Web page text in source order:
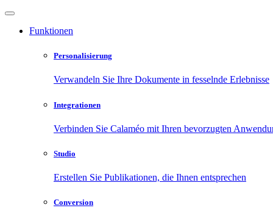
Funktionen
Personalisierung
Verwandeln Sie Ihre Dokumente in fesselnde Erlebnisse
Integrationen
Verbinden Sie Calaméo mit Ihren bevorzugten
Studio
Erstellen Sie Publikationen, die Ihnen entsprechen
Conversion